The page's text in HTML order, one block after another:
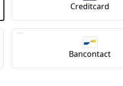
Creditcard
Bancontact